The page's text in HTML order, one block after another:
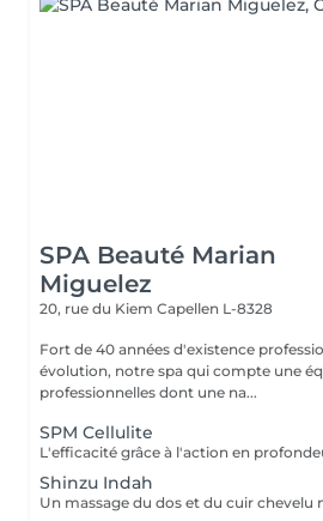
SPA Beauté Marian
Miguelez
20, rue du Kiem Capellen L-8328
Fort de 40 années d'existence
évolution, notre spa qui compte une
professionnelles dont une na...
SPM Cellulite
Shinzu Indah